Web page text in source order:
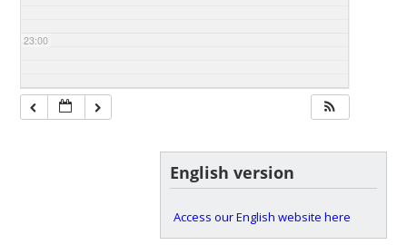
23:00
English version
Access our English website here